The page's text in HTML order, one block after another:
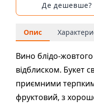
Де дешевше?
Опис
Вино блідо-
відблиском. Букет
приємними
фруктовий, з